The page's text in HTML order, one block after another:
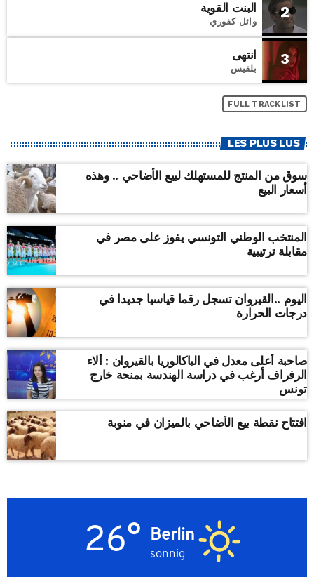
2 البنت القوية
وائل كفوري
3 انتهى
بلقيس
FULL TRACKLIST
LES PLUS LUS
سوق من المنتج للمستهلك لبيع الأضاحي .. وهذه
أسعار البيع
المنتخب الوطني التونسي يفوز على مصر في
مقابلة ترتيبية
اليوم ..القيروان تسجل رقما قياسيا جديدا في
درجات الحرارة
صاحبة أعلى معدل في الباكالوريا بالقيروان : ألاء
الرفراف أرغب في دراسة الهندسة بمنحة خارج
تونس
افتتاح نقطة بيع الأضاحي بالميزان في منوبة
Berlin
sonnig
26°